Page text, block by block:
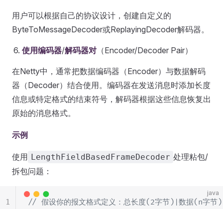
用户可以根据自己的协议设计，创建自定义的
ByteToMessageDecoder或ReplayingDecoder解码器。
使用编码器/解码器对 （Encoder/Decoder Pair）
在Netty中，通常把数据编码器（Encoder）与数据解码
器（Decoder）结合使用。编码器在发送消息时添加长度
信息或特定格式的结束符号，解码器根据这些信息恢复出
原始的消息格式。
示例
使用 LengthFieldBasedFrameDecoder 处理粘包/
拆包问题：
java
// 假设你的报文格式定义：总长度(2字节)|数据(n字节)
1